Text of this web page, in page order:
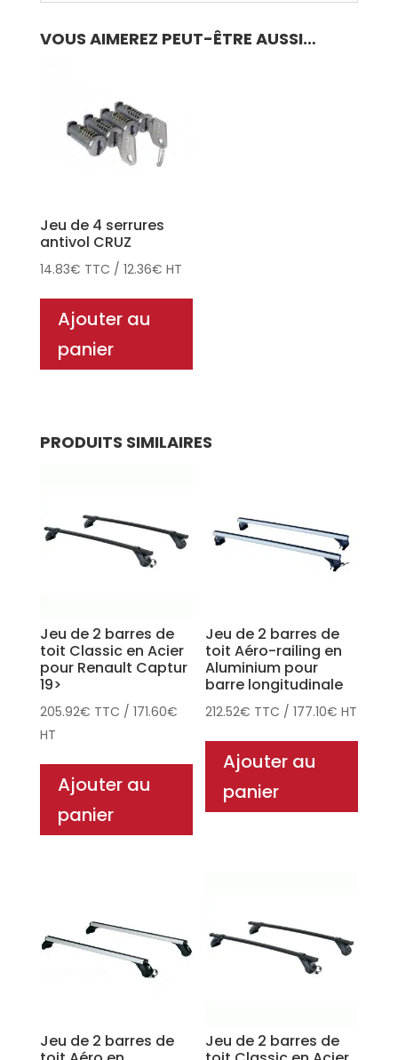
VOUS AIMEREZ PEUT-ÊTRE AUSSI…
Jeu de 4 serrures
antivol CRUZ
14.83€ TTC / 12.36€ HT
Ajouter au
panier
PRODUITS SIMILAIRES
Jeu de 2 barres de
toit Classic en Acier
pour Renault Captur
19>
205.92€ TTC / 171.60€
HT
Ajouter au
panier
Jeu de 2 barres de
toit Aéro-railing en
Aluminium pour
barre longitudinale
212.52€ TTC /177.10€ HT
Ajouter au
panier
Jeu de 2 barres de
Jeu de 2 barres de